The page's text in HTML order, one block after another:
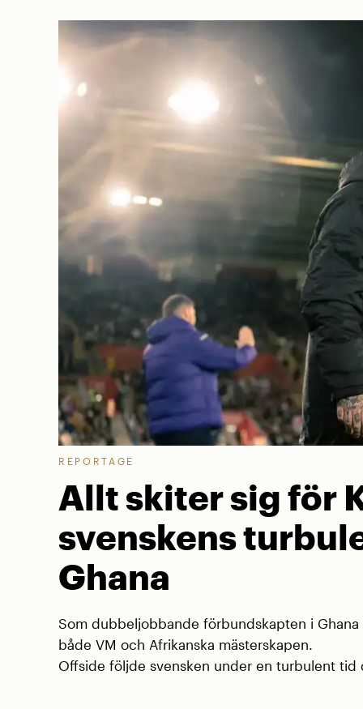
REPORTAGE
Allt skiter sig för
svenskens
Ghana
Som dubbeljobbande förbundskapten i
både VM och Afrikanska mästerskapen.
Offside följde svensken under en turbulent